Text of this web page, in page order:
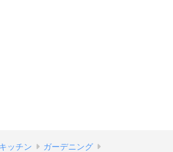
ッチン ガーデニング